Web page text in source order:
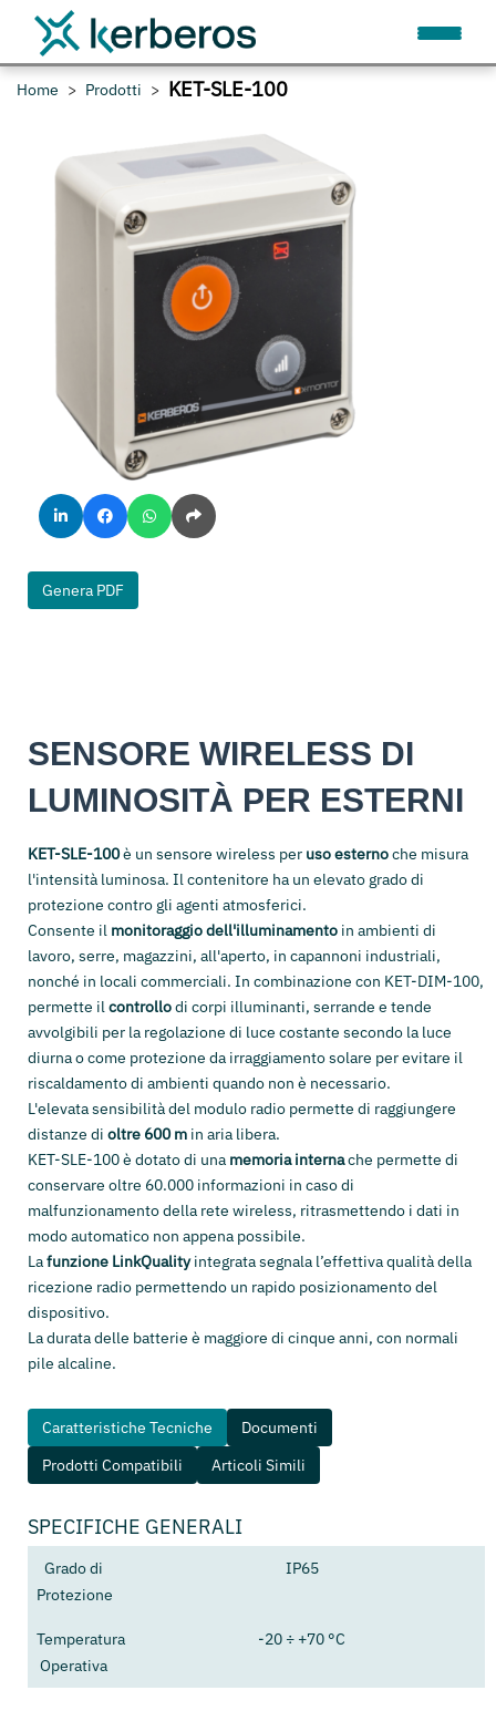
Home Prodotti KET-SLE-100
Genera PDF
SENSORE WIRELESS DI
LUMINOSITÀ PER ESTERNI
KET-SLE-100è un sensore wireless per uso esternoche misura
l'intensità luminosa. Il contenitore ha un elevato grado di
protezione contro gli agenti atmosferici.
Consente il monitoraggio dell'illuminamento in ambienti di
lavoro, serre, magazzini, all'aperto, in capannoni industriali,
nonché in locali commerciali. In combinazione con KET-DIM-100,
permette ilcontrollodi corpi illuminanti, serrande e tende
avvolgibili per la regolazione di luce costante secondo la luce
diurna o come protezione da irraggiamento solare per evitare il
riscaldamento di ambienti quando non è necessario.
L'elevata sensibilità del modulo radio permette di raggiungere
distanze di oltre 600 m in aria libera.
KET-SLE-100 è dotato di una memoria internache permette di
conservare oltre 60.000 informazioni in caso di
malfunzionamento della rete wireless, ritrasmettendo i dati in
modo automatico non appena possibile.
Lafunzione LinkQualityintegrata segnala l’effettiva qualità della
ricezione radio permettendo un rapido posizionamento del
dispositivo.
La durata delle batterie è maggiore di cinque anni, con normali
pile alcaline.
Caratteristiche Tecniche
Documenti
Prodotti Compatibili
Articoli Simili
SPECIFICHE GENERALI
Grado di
Protezione
IP65
Temperatura
Operativa
-20 ÷ +70 °C